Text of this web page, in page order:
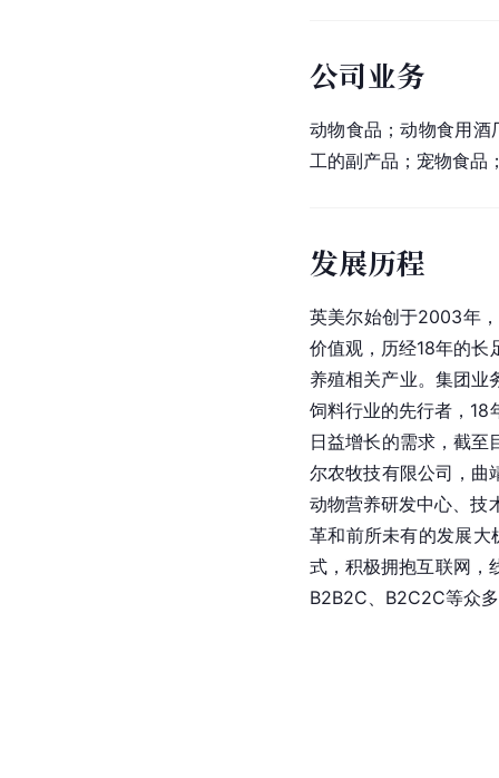
公司业务
动物食品；动物食用酒
工的副产品；宠物食品
发展历程
英美尔始创于2003年
价值观，历经18年的长
养殖相关产业。集团
饲料行业的先行者，18
日益增长的需求，截
尔农牧技有限公司，曲
动物营养研发中心、技
革和前所未有的发展大
式，积极拥抱互联网，
B2B2C、B2C2C等众